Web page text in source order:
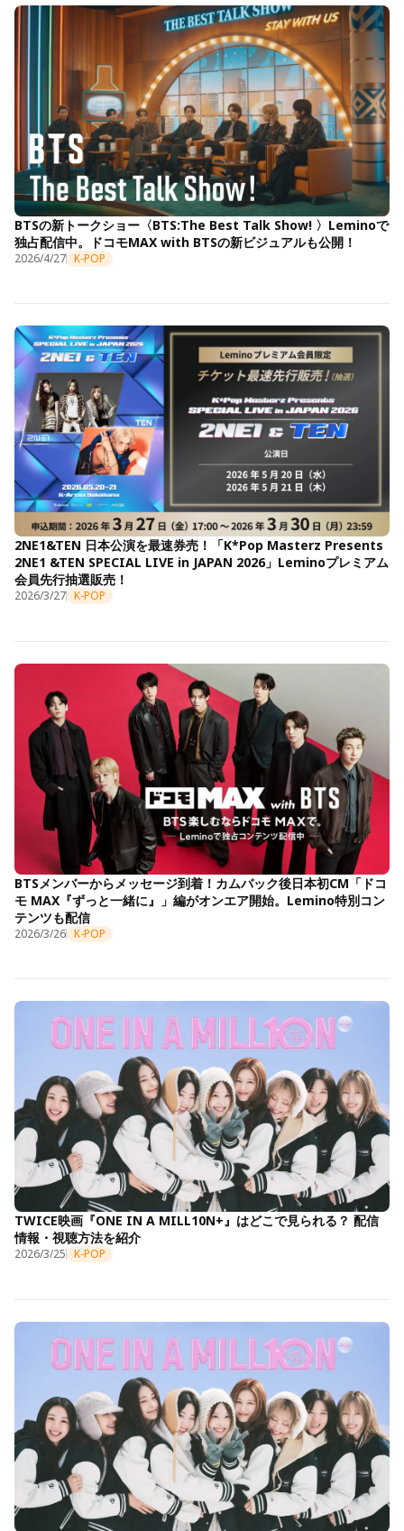
BTSの新トークショー〈BTS:The Best Talk Show! 〉Leminoで
独占配信中。ドコモMAX with BTSの新ビジュアルも公開！
2026/4/27 K-POP
2NE1&TEN 日本公演を最速券売！「K*Pop Masterz Presents
2NE1 &TEN SPECIAL LIVE in JAPAN 2026」Leminoプレミアム
会員先行抽選販売！
2026/3/27 K-POP
BTSメンバーからメッセージ到着！カムバック後日本初CM「ドコ
モ MAX『ずっと一緒に』」編がオンエア開始。Lemino特別コン
テンツも配信
2026/3/26 K-POP
TWICE映画『ONE IN A MILL10N+』はどこで見られる？ 配信
情報・視聴方法を紹介
2026/3/25 K-POP